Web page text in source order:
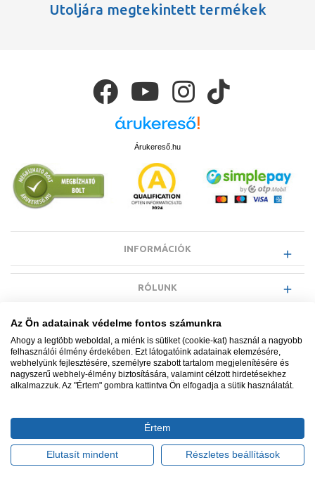
Utoljára megtekintett termékek
Árukereső.hu
INFORMÁCIÓK
RÓLUNK
EGYÉB INFORMÁCIÓK
VÁSÁRLÓI INFORMÁCIÓK
Minden jog fenntartva. © Adatkezelés nyilvántartási száma NAIH-
Ügyfélszolgálat: +36 1 700 3500
Az Ön adatainak védelme fontos számunkra
Ahogy a legtöbb weboldal, a miénk is sütiket (cookie-kat) használ a nagyobb
felhasználói élmény érdekében. Ezt látogatóink adatainak elemzésére,
webhelyünk fejlesztésére, személyre szabott tartalom megjelenítésére és
nagyszerű webhely-élmény biztosítására, valamint célzott hirdetésekhez
alkalmazzuk. Az "Értem" gombra kattintva Ön elfogadja a sütik használatát.
Értem
Elutasít mindent Részletes beállítások